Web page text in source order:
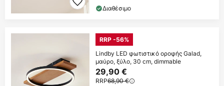
Διαθέσιμο
RRP -56%
Lindby LED φωτιστικό οροφής Galad,
μαύρο, ξύλο, 30 cm, dimmable
29,90 €
RRP68,90 €